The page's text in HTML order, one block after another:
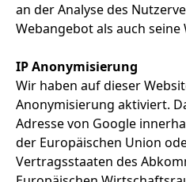
an der Analyse des
Webangebot als auch
IP Anonymisierung
Wir haben auf dieser
Anonymisierung aktiviert.
Adresse von Google
der Europäischen Union
Vertragsstaaten des